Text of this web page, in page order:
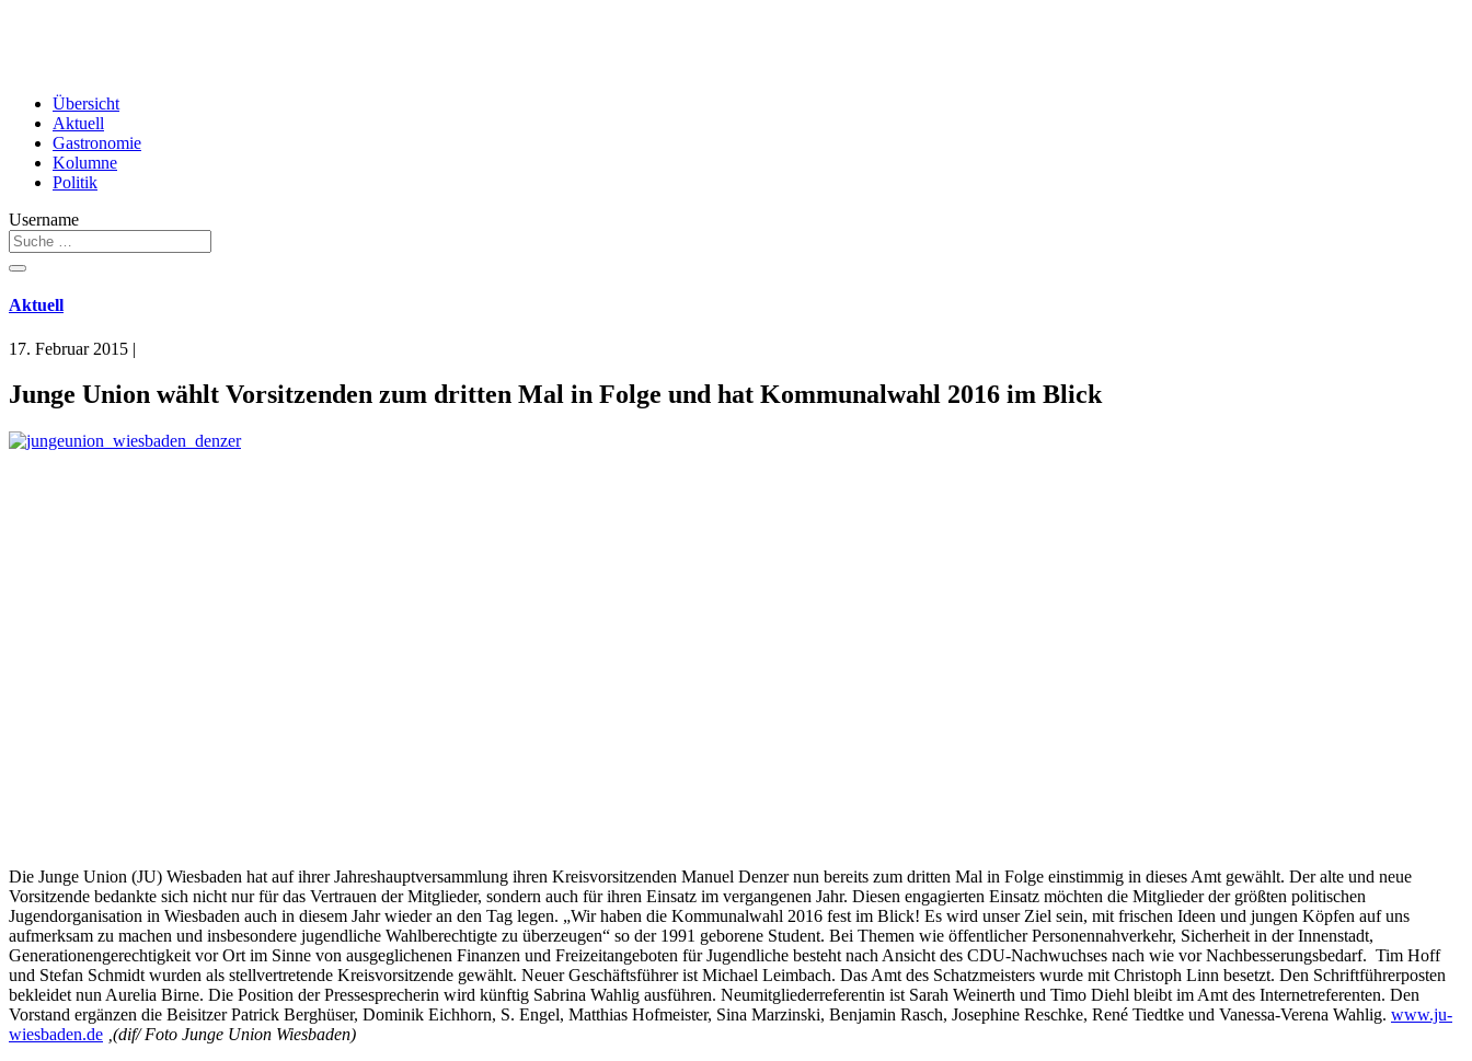
Übersicht
Aktuell
Gastronomie
Kolumne
Politik
Username
Aktuell
17. Februar 2015 |
Junge Union wählt Vorsitzenden zum dritten Mal in Folge und hat Kommunalwahl 2016 im Blick
Die Junge Union (JU) Wiesbaden hat auf ihrer Jahreshauptversammlung ihren Kreisvorsitzenden Manuel Denzer nun bereits zum dritten Mal in Folge einstimmig in dieses Amt gewählt. Der alte und neue
Vorsitzende bedankte sich nicht nur für das Vertrauen der Mitglieder, sondern auch für ihren Einsatz im vergangenen Jahr. Diesen engagierten Einsatz möchten die Mitglieder der größten politischen
Jugendorganisation in Wiesbaden auch in diesem Jahr wieder an den Tag legen. „Wir haben die Kommunalwahl 2016 fest im Blick! Es wird unser Ziel sein, mit frischen Ideen und jungen Köpfen auf uns
aufmerksam zu machen und insbesondere jugendliche Wahlberechtigte zu überzeugen“ so der 1991 geborene Student. Bei Themen wie öffentlicher Personennahverkehr, Sicherheit in der Innenstadt,
Generationengerechtigkeit vor Ort im Sinne von ausgeglichenen Finanzen und Freizeitangeboten für Jugendliche besteht nach Ansicht des CDU-Nachwuchses nach wie vor Nachbesserungsbedarf. Tim Hoff
und Stefan Schmidt wurden als stellvertretende Kreisvorsitzende gewählt. Neuer Geschäftsführer ist Michael Leimbach. Das Amt des Schatzmeisters wurde mit Christoph Linn besetzt. Den Schriftführerposten
bekleidet nun Aurelia Birne. Die Position der Pressesprecherin wird künftig Sabrina Wahlig ausführen. Neumitgliederreferentin ist Sarah Weinerth und Timo Diehl bleibt im Amt des Internetreferenten. Den
Vorstand ergänzen die Beisitzer Patrick Berghüser, Dominik Eichhorn, S. Engel, Matthias Hofmeister, Sina Marzinski, Benjamin Rasch, Josephine Reschke, René Tiedtke und Vanessa-Verena Wahlig. www.ju-
wiesbaden.de ‚(dif/ Foto Junge Union Wiesbaden)